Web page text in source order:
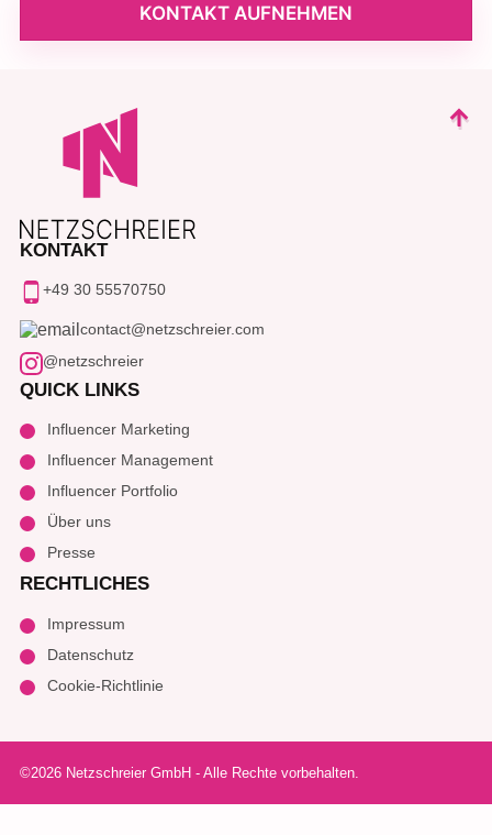
KONTAKT AUFNEHMEN
KONTAKT
+49 30 55570750
contact@netzschreier.com
@netzschreier
QUICK LINKS
Influencer Marketing
Influencer Management
Influencer Portfolio
Über uns
Presse
RECHTLICHES
Impressum
Datenschutz
Cookie-Richtlinie
©2026 Netzschreier GmbH - Alle Rechte vorbehalten.